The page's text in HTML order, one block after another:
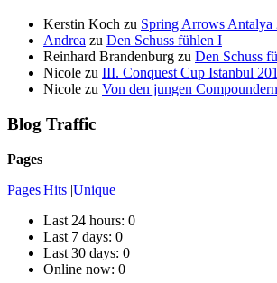
Kerstin Koch zu Spring Arrows Antalya
Andrea zu Den Schuss fühlen I
Reinhard Brandenburg zu Den Schuss
Nicole zu III. Conquest Cup Istanbul
Nicole zu Von den jungen
Blog Traffic
Pages
Pages|Hits |Unique
Last 24 hours: 0
Last 7 days: 0
Last 30 days: 0
Online now: 0